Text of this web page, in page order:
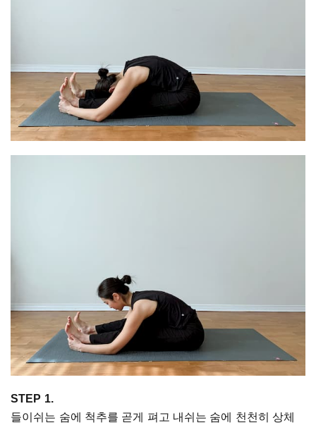
STEP 1.
들이쉬는 숨에 척추를 곧게 펴고 내쉬는 숨에 천천히 상체